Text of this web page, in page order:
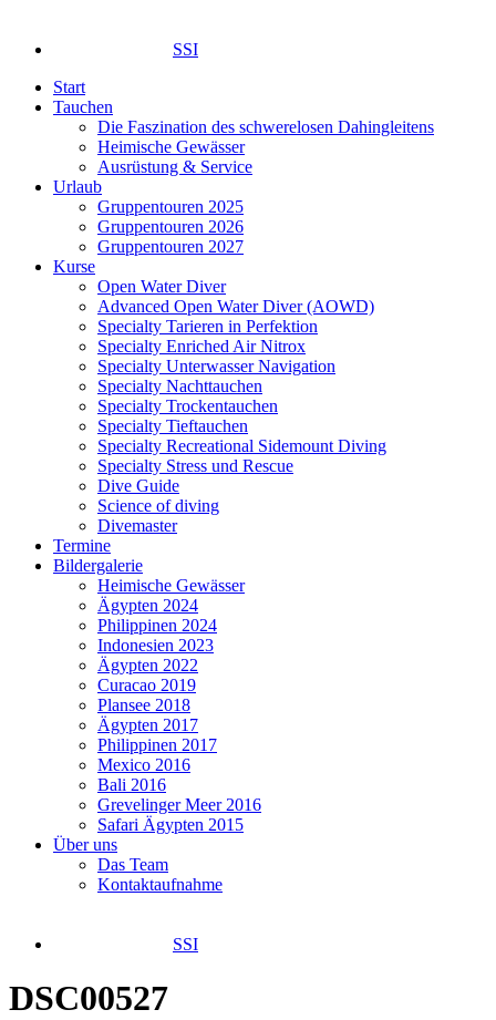
SSI
Start
Tauchen
Die Faszination des schwerelosen Dahingleitens
Heimische Gewässer
Ausrüstung & Service
Urlaub
Gruppentouren 2025
Gruppentouren 2026
Gruppentouren 2027
Kurse
Open Water Diver
Advanced Open Water Diver (AOWD)
Specialty Tarieren in Perfektion
Specialty Enriched Air Nitrox
Specialty Unterwasser Navigation
Specialty Nachttauchen
Specialty Trockentauchen
Specialty Tieftauchen
Specialty Recreational Sidemount Diving
Specialty Stress und Rescue
Dive Guide
Science of diving
Divemaster
Termine
Bildergalerie
Heimische Gewässer
Ägypten 2024
Philippinen 2024
Indonesien 2023
Ägypten 2022
Curacao 2019
Plansee 2018
Ägypten 2017
Philippinen 2017
Mexico 2016
Bali 2016
Grevelinger Meer 2016
Safari Ägypten 2015
Über uns
Das Team
Kontaktaufnahme
SSI
DSC00527